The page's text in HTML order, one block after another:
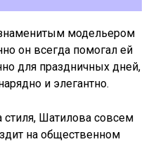
модельером
он всегда помогал ей
для праздничных дней,
и элегантно.
стиля, Шатилова совсем
на общественном